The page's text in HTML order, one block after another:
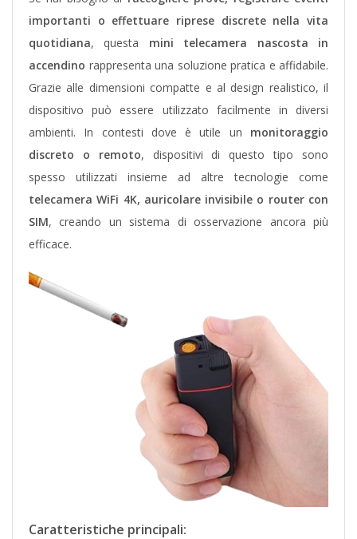
importanti o effettuare riprese discrete nella vita
quotidiana, questa mini telecamera nascosta in
accendino rappresenta una soluzione pratica e affidabile.
Grazie alle dimensioni compatte e al design realistico, il
dispositivo può essere utilizzato facilmente in diversi
ambienti. In contesti dove è utile un monitoraggio
discreto o remoto, dispositivi di questo tipo sono
spesso utilizzati insieme ad altre tecnologie come
telecamera WiFi 4K, auricolare invisibile o router con
SIM, creando un sistema di osservazione ancora più
efficace.
Caratteristiche principali: